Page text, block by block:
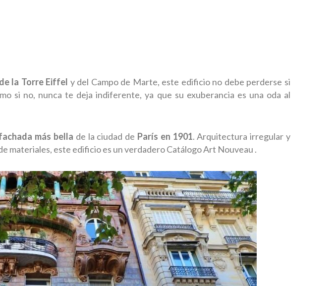
la Torre Eiffel y del Campo de Marte, este edificio no debe perderse si
si no, nunca te deja indiferente, ya que su exuberancia es una oda al
más bella de la ciudad de París en 1901. Arquitectura irregular y
materiales, este edificio es unverdadero Catálogo Art Nouveau .